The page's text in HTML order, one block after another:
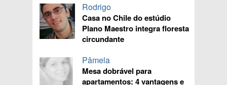
Rodrigo
Casa no Chile do estúdio
Plano Maestro integra floresta
circundante
Pâmela
Mesa dobrável para
apartamentos: 4 vantagens e